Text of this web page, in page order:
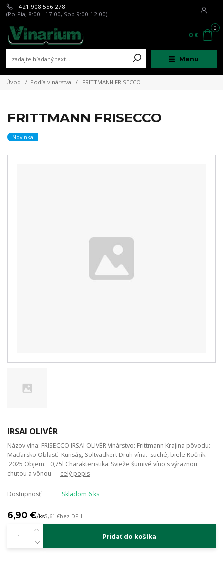
Menu
+421 908 556 278
(Po-Pia, 8:00 - 17:00, Sob 9:00-12:00)
0
0 €
Úvod Podľa vinárstva FRITTMANN FRISECCO
FRITTMANN FRISECCO
Novinka
IRSAI OLIVÉR
Názov vína: FRISECCO IRSAI OLIVÉR Vinárstvo: Frittmann Krajina pôvodu:
Maďarsko Oblasť: Kunság, Soltvadkert Druh vína: suché, biele Ročník:
2025 Objem: 0,75l Charakteristika: Svieže šumivé víno s výraznou
chutou a vônou celý popis
Dostupnosť Skladom 6 ks
6,90 €/ks5,61 €bez DPH
Pridať do košíka